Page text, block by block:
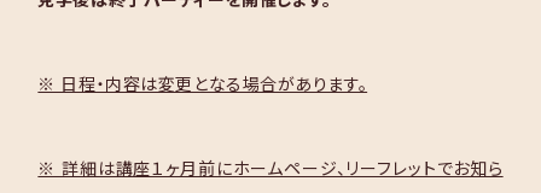
※ 日程・内容は変更となる場合があります。
※ 詳細は講座１ヶ月前にホームページ、リーフレットでお知ら